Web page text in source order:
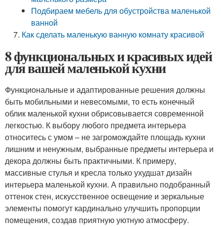
Подбираем мебель для обустройства маленькой
ванной
Как сделать маленькую ванную комнату красивой
8 функциональных и красивых идей
для вашей маленькой кухни
Функциональные и адаптированные решения должны
быть мобильными и невесомыми, то есть конечный
облик маленькой кухни обрисовывается современной
легкостью. К выбору любого предмета интерьера
относитесь с умом – не загромождайте площадь кухни
лишним и ненужным, выбранные предметы интерьера и
декора должны быть практичными. К примеру,
массивные стулья и кресла только ухудшат дизайн
интерьера маленькой кухни. А правильно подобранный
оттенок стен, искусственное освещение и зеркальные
элементы помогут кардинально улучшить пропорции
помещения, создав приятную уютную атмосферу.